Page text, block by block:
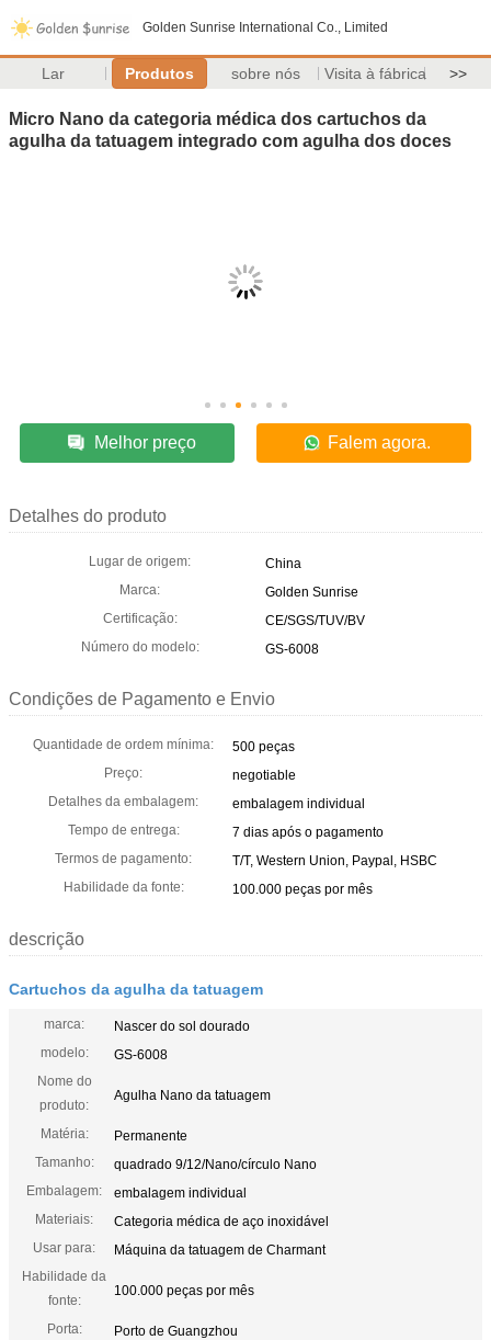
Golden Sunrise International Co., Limited
Lar Produtos sobre nós Visita à fábrica >>
Micro Nano da categoria médica dos cartuchos da
agulha da tatuagem integrado com agulha dos doces
Melhor preço Falem agora.
Detalhes do produto
Lugar de origem:
China
Marca:
Golden Sunrise
Certificação:
CE/SGS/TUV/BV
Número do modelo:
GS-6008
Condições de Pagamento e Envio
Quantidade de ordem mínima:
500 peças
Preço:
negotiable
Detalhes da embalagem:
embalagem individual
Tempo de entrega:
7 dias após o pagamento
Termos de pagamento:
T/T, Western Union, Paypal, HSBC
Habilidade da fonte:
100.000 peças por mês
descrição
Cartuchos da agulha da tatuagem
marca:
Nascer do sol dourado
modelo:
GS-6008
Nome do
produto:
Agulha Nano da tatuagem
Matéria:
Permanente
Tamanho:
quadrado 9/12/Nano/círculo Nano
Embalagem:
embalagem individual
Materiais:
Categoria médica de aço inoxidável
Usar para:
Máquina da tatuagem de Charmant
Habilidade da
fonte:
100.000 peças por mês
Porta:
Porto de Guangzhou